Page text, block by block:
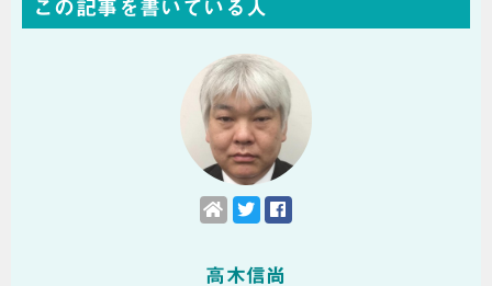
この記事を書いている人
高木信尚